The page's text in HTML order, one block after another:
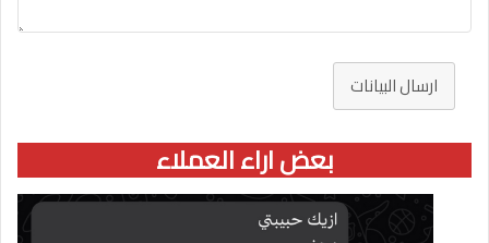
ارسال البيانات
بعض اراء العملاء